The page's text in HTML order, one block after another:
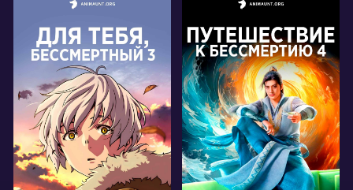
35146
181 95
126980
79 187